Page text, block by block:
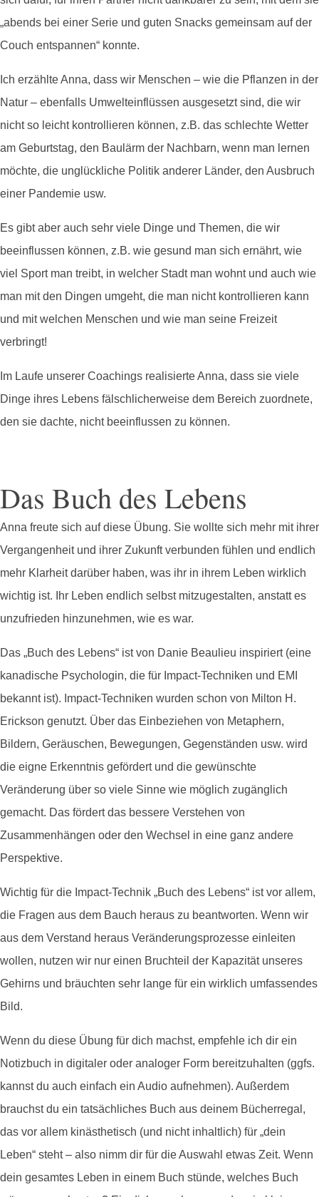
„abends bei einer Serie und guten Snacks gemeinsam auf der
Couch entspannen“ konnte.
Ich erzählte Anna, dass wir Menschen – wie die Pflanzen in der
Natur – ebenfalls Umwelteinflüssen ausgesetzt sind, die wir
nicht so leicht kontrollieren können, z.B. das schlechte Wetter
am Geburtstag, den Baulärm der Nachbarn, wenn man lernen
möchte, die unglückliche Politik anderer Länder, den Ausbruch
einer Pandemie usw.
Es gibt aber auch sehr viele Dinge und Themen, die wir
beeinflussen können, z.B. wie gesund man sich ernährt, wie
viel Sport man treibt, in welcher Stadt man wohnt und auch wie
man mit den Dingen umgeht, die man nicht kontrollieren kann
und mit welchen Menschen und wie man seine Freizeit
verbringt!
Im Laufe unserer Coachings realisierte Anna, dass sie viele
Dinge ihres Lebens fälschlicherweise dem Bereich zuordnete,
den sie dachte, nicht beeinflussen zu können.
Das Buch des Lebens
Anna freute sich auf diese Übung. Sie wollte sich mehr mit ihrer
Vergangenheit und ihrer Zukunft verbunden fühlen und endlich
mehr Klarheit darüber haben, was ihr in ihrem Leben wirklich
wichtig ist. Ihr Leben endlich selbst mitzugestalten, anstatt es
unzufrieden hinzunehmen, wie es war.
Das „Buch des Lebens“ ist von Danie Beaulieu inspiriert (eine
kanadische Psychologin, die für Impact-Techniken und EMI
bekannt ist). Impact-Techniken wurden schon von Milton H.
Erickson genutzt. Über das Einbeziehen von Metaphern,
Bildern, Geräuschen, Bewegungen, Gegenständen usw. wird
die eigne Erkenntnis gefördert und die gewünschte
Veränderung über so viele Sinne wie möglich zugänglich
gemacht. Das fördert das bessere Verstehen von
Zusammenhängen oder den Wechsel in eine ganz andere
Perspektive.
Wichtig für die Impact-Technik „Buch des Lebens“ ist vor allem,
die Fragen aus dem Bauch heraus zu beantworten. Wenn wir
aus dem Verstand heraus Veränderungsprozesse einleiten
wollen, nutzen wir nur einen Bruchteil der Kapazität unseres
Gehirns und bräuchten sehr lange für ein wirklich umfassendes
Bild.
Wenn du diese Übung für dich machst, empfehle ich dir ein
Notizbuch in digitaler oder analoger Form bereitzuhalten (ggfs.
kannst du auch einfach ein Audio aufnehmen). Außerdem
brauchst du ein tatsächliches Buch aus deinem Bücherregal,
das vor allem kinästhetisch (und nicht inhaltlich) für „dein
Leben“ steht – also nimm dir für die Auswahl etwas Zeit. Wenn
dein gesamtes Leben in einem Buch stünde, welches Buch